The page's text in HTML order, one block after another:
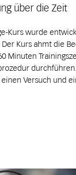
über die Zeit
Kurs wurde
Kurs ahmt die
Minuten
Versuch und